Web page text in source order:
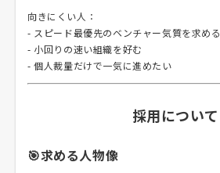
向きにくい人：
- スピード最優先のベンチャー気質を求める
- 小回りの速い組織を好む
- 個人裁量だけで一気に進めたい
採用について
🎯求める人物像